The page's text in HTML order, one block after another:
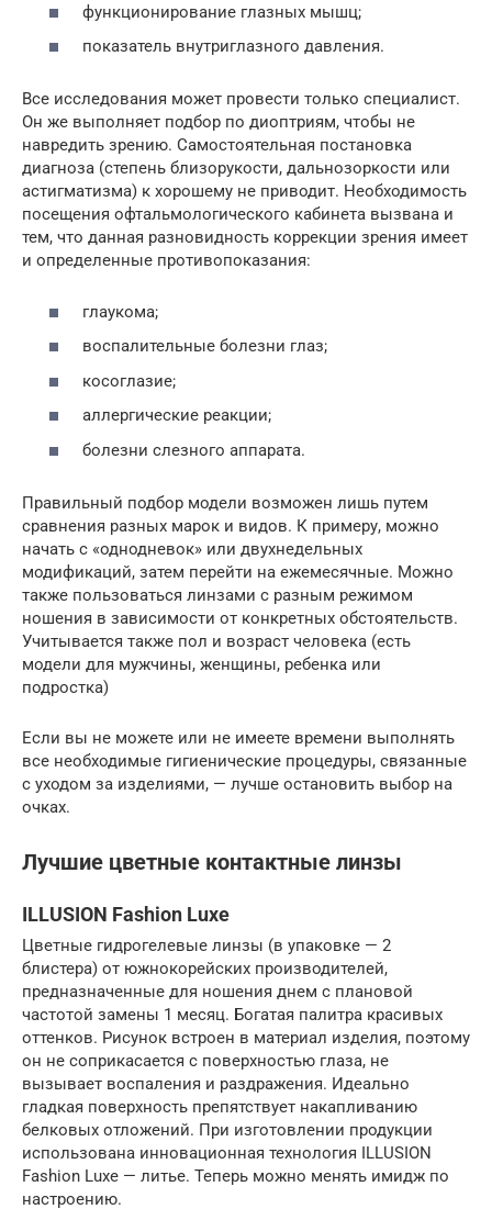
функционирование глазных мышц;
показатель внутриглазного давления.
Все исследования может провести только специалист.
Он же выполняет подбор по диоптриям, чтобы не
навредить зрению. Самостоятельная постановка
диагноза (степень близорукости, дальнозоркости или
астигматизма) к хорошему не приводит. Необходимость
посещения офтальмологического кабинета вызвана и
тем, что данная разновидность коррекции зрения имеет
и определенные противопоказания:
глаукома;
воспалительные болезни глаз;
косоглазие;
аллергические реакции;
болезни слезного аппарата.
Правильный подбор модели возможен лишь путем
сравнения разных марок и видов. К примеру, можно
начать с «однодневок» или двухнедельных
модификаций, затем перейти на ежемесячные. Можно
также пользоваться линзами с разным режимом
ношения в зависимости от конкретных обстоятельств.
Учитывается также пол и возраст человека (есть
модели для мужчины, женщины, ребенка или
подростка)
Если вы не можете или не имеете времени выполнять
все необходимые гигиенические процедуры, связанные
с уходом за изделиями, — лучше остановить выбор на
очках.
Лучшие цветные контактные линзы
ILLUSION Fashion Luxe
Цветные гидрогелевые линзы (в упаковке — 2
блистера) от южнокорейских производителей,
предназначенные для ношения днем с плановой
частотой замены 1 месяц. Богатая палитра красивых
оттенков. Рисунок встроен в материал изделия, поэтому
он не соприкасается с поверхностью глаза, не
вызывает воспаления и раздражения. Идеально
гладкая поверхность препятствует накапливанию
белковых отложений. При изготовлении продукции
использована инновационная технология ILLUSION
Fashion Luxe — литье. Теперь можно менять имидж по
настроению.